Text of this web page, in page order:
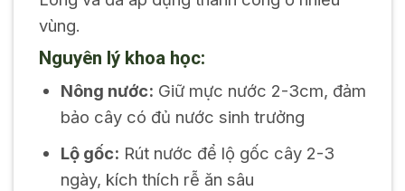
vùng.
Nguyên lý khoa học:
Nông nước: Giữ mực nước 2-3cm, đảm
bảo cây có đủ nước sinh trưởng
Lộ gốc: Rút nước để lộ gốc cây 2-3
ngày, kích thích rễ ăn sâu